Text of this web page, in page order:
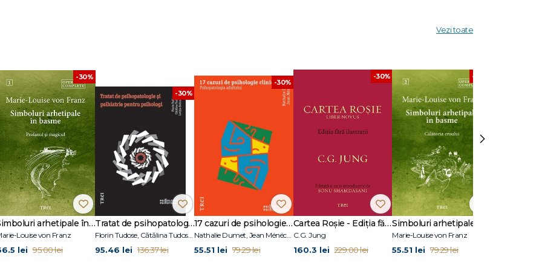
său
detalii
a absentat
terapie
Vezi toate
-30%
Simboluri arhetipale în basme
Louise von Franz
lei 95.00 lei
-30%
Tratat de psihopatologie şi psihiatrie pentru psihologi
Florin Tudose, Cătălina Tudose, Letiţia Dobranici
95.46 lei 136.37 lei
-30%
17 cazuri de psihologie clinică
Nathalie Dumet, Jean Ménéchal
55.51 lei 79.29 lei
-30%
Cartea Roșie - Ediția fără ilustrații
C.G. Jung
160.3 lei 229.00 lei
-30%
Marie-Louise von Franz
55.51 lei 79.29 lei
›